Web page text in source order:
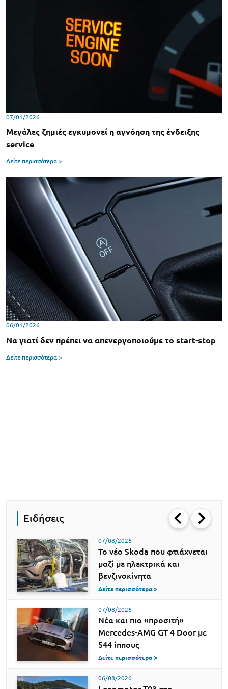
07/01/2026
Μεγάλες ζημιές εγκυμονεί η αγνόηση της ένδειξης
service
Δείτε περισσότερα >
06/01/2026
Να γιατί δεν πρέπει να απενεργοποιούμε το start-stop
Δείτε περισσότερα >
Ειδήσεις
07/08/2026
Το νέο Skoda που φτιάχνεται
μαζί με ηλεκτρικά και
βενζινοκίνητα
Δείτε περισσότερα >
07/08/2026
Νέα και πιο «προσιτή»
Mercedes-AMG GT 4 Door με
544 ίππους
Δείτε περισσότερα >
06/08/2026